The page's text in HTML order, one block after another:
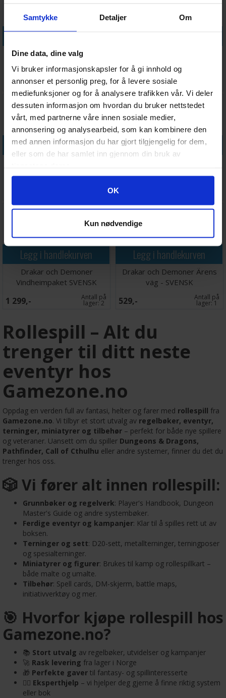
Samtykke Detaljer Om
Dine data, dine valg
Vi bruker informasjonskapsler for å gi innhold og
annonser et personlig preg, for å levere sosiale
mediefunksjoner og for å analysere trafikken vår. Vi deler
dessuten informasjon om hvordan du bruker nettstedet
vårt, med partnerne våre innen sosiale medier,
annonsering og analysearbeid, som kan kombinere den
med annen informasjon du har gjort tilgjengelig for dem,
eller som de har samlet inn gjennom din bruk av
Googles retningslinjer for personvern
OK
Kun nødvendige
Legg i handlekurven
Drakar och Demoner
Snabbstart - SVENSK
99,- Antall på
lager:2
Tärningsset - SVENSK
269,-
Legg i handlekurven
vidundret
Legg i handlekurven
Vildmarkens varelser
389,-
Legg i handlekurven
Drakar och Demoner
Vindheimpaket SVENSK
1 299,- Antall på
lager:2
Legg i handlekurven
Drakar och Demoner Ärens
väg - SVENSK
529,- Antall på
lager:1
Rollespill – Alt du
trenger til ditt neste
eventyr hos
Gamezone.no
Oppdag en verden full av fantasi, helter og farer med rollespill fra
Gamezone.no. Vi tilbyr et stort utvalg av regelbøker, eventyr,
terninger, miniatyrer og tilbehør – perfekt for både nye spillere
og veteraner. Uansett om du spiller Dungeons & Dragons,
Pathfinder, Call of Cthulhu eller andre systemer, finner du det du
trenger hos oss.
🎲 Vi fører alt innen rollespill:
Grunnbøker og regelverk: Player's Handbook, Dungeon
Master's Guide og andre systembøker.
Ferdige eventyr og kampanjer: Klar til å spilles rett ut av
boksen.
Terninger og sett: D20-sett, metallterninger, terningposer
og spesialterninger.
Miniatyrer og figurer: Brukes til kamp og rollespillkart –
både malte og umalte.
Tilbehør: Spell cards, DM-skjerm, battle maps,
initiativverktøy og mer.
🎯 Hvorfor kjøpe rollespill hos
Gamezone.no?
📚 Stort utvalg av regelbøker, utvidelser og kampanjer
🚀 Rask levering fra lager i Norge
🎁 Perfekte gaver til fantasy- og spillinteresserte
🧙‍♂️ Eksperthjelp – vi hjelper deg gjerne å finne riktig system
eller bok